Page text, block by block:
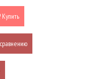
Купить